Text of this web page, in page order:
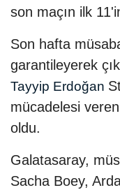
son maçın ilk
Son hafta
garantileyerek
Tayyip Erdoğan
mücadelesi
oldu.
Galatasaray,
Sacha Boey,